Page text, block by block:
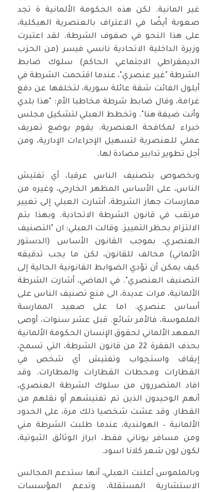
غير المانية. لكن هذه الحكومة الألمانية ة تجد
صعوبة أيضًا في الاعتراف بالعنصرية الهيكلية،
على هذا النحو في صفوف الشرطة. لقد اعتبرت
وزيرة الداخلية الاتحادية نانسي فيسر (من الحزب
الديمقراطي الاجتماعي الحاكم) سلوك ضابط
الشرطة "غير عنصري"، عندما اقتحمت الشرطة في
أيلول الفائت شقة عائلة سورية، لتخلفها عن دفع
غرامة، وقال ضابط شرطة مخاطبا الأم: "هذا بلدي
وأنت ضيفة هنا". وتخطط العبلي لتشكيل مجلس
خبراء لمكافحة العنصرية. يقوم بوضع تعريف
عملي للعنصرية لتسهيل الإجراءات الإدارية، ومن
أجل تطوير تدابير مضادة لها.
وبخصوص بتصنيف الناس عرقيا، أي تفتيش
الناس، على الأساس المظهر الخارجي، وغيره من
ممارسات جهاز الشرطة، أشارت العبلي إلى تغيير
مرتقب في قانون الشرطة الاتحادية. وبهذا بتم
الالتزام بحظر التمييز. وقالت العبلي: ان "التصنيف
العنصري، بموجب القانون الأساس (الدستور
الألماني) مخالف للقانون، لكن ما يجب تدقيقه
كيف يمكن أن تؤدي الضوابط القانونية الحالية إلى
التصنيف العنصري". في الماضي، أشارت الشرطة
الألمانية، مرات عديدة، الى منع تصنيف الناس على
أساس عنصري. اما على صعيد الممارسة
الملموسة، فالأمر شائع. قبل عشر سنوات، أوصى
المعهد الألماني لحقوق الإنسان الحكومة الألمانية
بحذف الفقرة 22 من قانون الشرطة، التي تسمح،
إيقاف واستجواب وتفتيش أي شخص في
القطارات ومحطات القطارات والمطارات. وقد
افاد المتضررون من سلوك الشرطة العنصري،
أنهم الوحيدون الذين تم تفتيشهم أو نقلهم من
القطار. وقد عشت شخصيا ذلك مرة، على الحدود
الألمانية – الهولندية، عندما طلبت الشرطة مني
ومن مسافر يوناني فقط، ابراز الوثائق الثبوتية،
لكون لون شعر كلانا اسود.
وبالملموس أعلنت العبلي، أنها ستدعم المجالس
الاستشارية المستقلة، وتدعم المؤسسات